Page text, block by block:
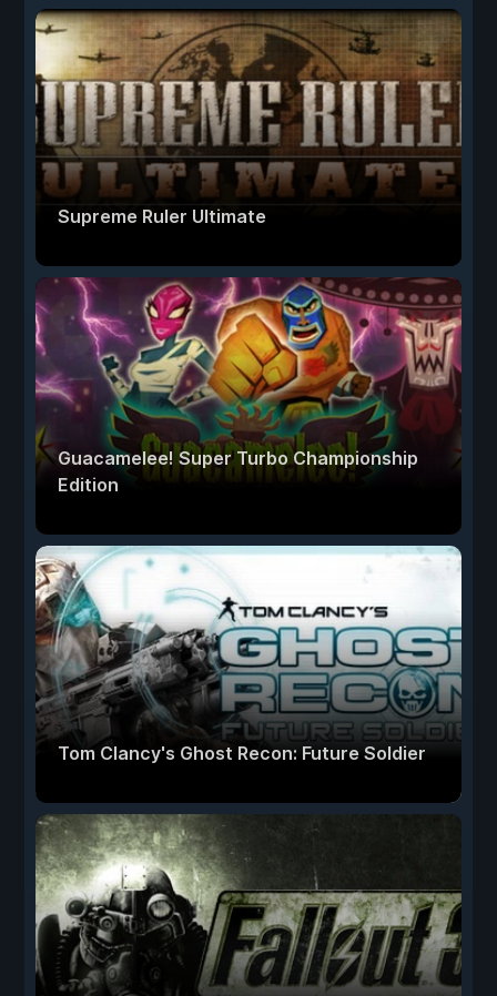
Supreme Ruler Ultimate
Guacamelee! Super Turbo Championship
Edition
Tom Clancy's Ghost Recon: Future Soldier